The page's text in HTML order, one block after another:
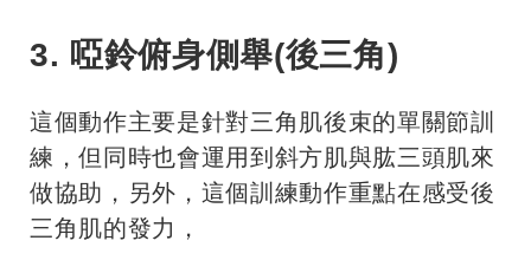
3. 啞鈴俯身側舉(後三角)
這個動作主要是針對三角肌後束的單關節訓
練，但同時也會運用到斜方肌與肱三頭肌來
做協助，另外，這個訓練動作重點在感受後
三角肌的發力，